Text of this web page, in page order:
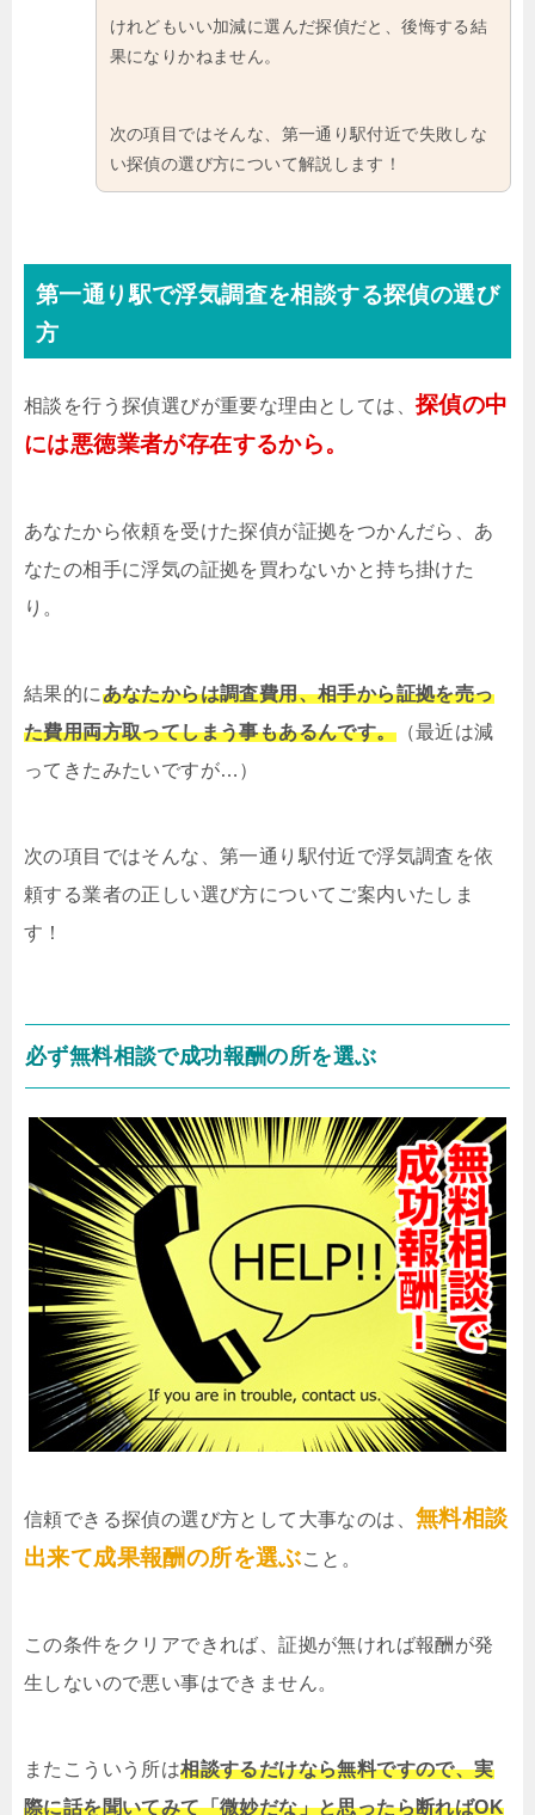
けれどもいい加減に選んだ探偵だと、後悔する結
果になりかねません。
次の項目ではそんな、第一通り駅付近で失敗しな
い探偵の選び方について解説します！
第一通り駅で浮気調査を相談する探偵の選び
方
相談を行う探偵選びが重要な理由としては、 探偵の中
には悪徳業者が存在するから。
あなたから依頼を受けた探偵が証拠をつかんだら、あ
なたの相手に浮気の証拠を買わないかと持ち掛けた
り。
結果的にあなたからは調査費用、相手から証拠を売っ
た費用両方取ってしまう事もあるんです。（最近は減
ってきたみたいですが…）
次の項目ではそんな、第一通り駅付近で浮気調査を依
頼する業者の正しい選び方についてご案内いたしま
す！
必ず無料相談で成功報酬の所を選ぶ
信頼できる探偵の選び方として大事なのは、 無料相談
出来て成果報酬の所を選ぶこと。
この条件をクリアできれば、証拠が無ければ報酬が発
生しないので悪い事はできません。
またこういう所は相談するだけなら無料ですので、実
際に話を聞いてみて「微妙だな」と思ったら断ればOK